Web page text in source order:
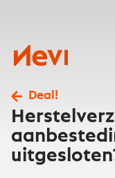
Nevi
Deal!